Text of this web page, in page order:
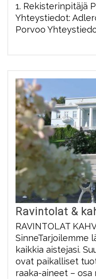
1. Rekisterinpitäjä
Yhteystiedot:
Porvoo
Ravintolat &
RAVINTOLAT
SinneTarjoilemme
kaikkia aistejasi.
ovat paikalliset
raaka-aineet –